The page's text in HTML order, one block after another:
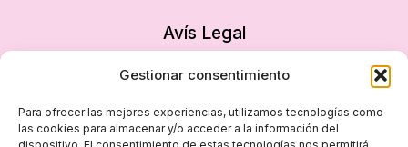
Gestionar consentimiento
Para ofrecer las mejores experiencias, utilizamos tecnologías como
las cookies para almacenar y/o acceder a la información del
Avís Legal
Declaració d’accessibilitat